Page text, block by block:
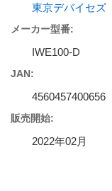
東京デバイセズ
メーカー型番:
IWE100-D
JAN:
4560457400656
販売開始:
2022年02月